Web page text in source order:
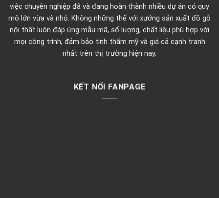
việc chuyên nghiệp đã và đang hoàn thành nhiều dự án có quy
mô lớn vừa và nhỏ. Không những thế với xưởng sản xuất đồ gỗ
nội thất luôn đáp ứng mẫu mã, số lượng, chất liệu phù hợp với
mọi công trình, đảm bảo tính thẩm mỹ và giá cả cạnh tranh
nhất trên thị trường hiện nay.
KẾT NỐI FANPAGE